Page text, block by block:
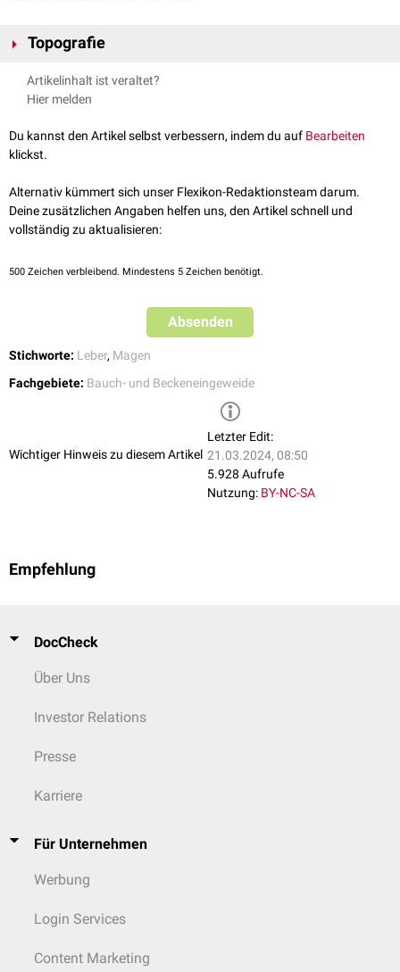
Topografie
Die Impressio gastrica befindet sich links neben dem
, welches in der kleinen Kurvatur des Magens liegt.
Artikelinhalt ist veraltet?
Hier melden
Du kannst den Artikel selbst verbessern, indem du auf Bearbeiten
klickst.
Alternativ kümmert sich unser Flexikon-Redaktionsteam darum.
Deine zusätzlichen Angaben helfen uns, den Artikel schnell und
vollständig zu aktualisieren:
500 Zeichen verbleibend. Mindestens 5 Zeichen benötigt.
Absenden
Stichworte: Leber, Magen
Fachgebiete: Bauch- und Beckeneingeweide
Wichtiger Hinweis zu diesem Artikel
Letzter Edit:
21.03.2024, 08:50
5.928 Aufrufe
Nutzung: BY-NC-SA
Empfehlung
DocCheck
Über Uns
Investor Relations
Presse
Karriere
Für Unternehmen
Werbung
Login Services
Content Marketing